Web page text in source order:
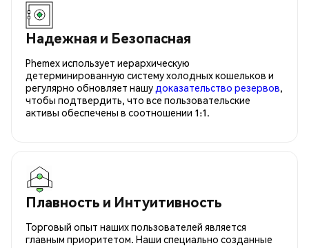
Надежная и Безопасная
Phemex использует иерархическую
детерминированную систему холодных кошельков и
регулярно обновляет нашу доказательство резервов,
чтобы подтвердить, что все пользовательские
активы обеспечены в соотношении 1:1.
Плавность и Интуитивность
Торговый опыт наших пользователей является
главным приоритетом. Наши специально созданные